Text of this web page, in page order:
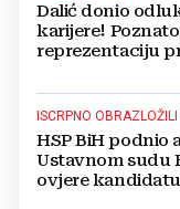
Dalić donio
karijere!
reprezentaciju
ISCRPNO
HSP BiH podnio
Ustavnom sudu
ovjere